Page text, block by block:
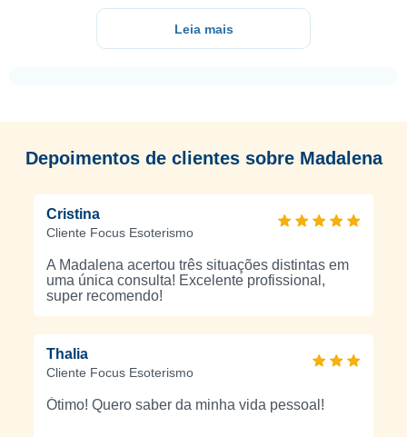
Leia mais
Depoimentos de clientes sobre Madalena
Cristina
Cliente Focus Esoterismo
A Madalena acertou três situações distintas em
uma única consulta! Excelente profissional,
super recomendo!
Thalia
Cliente Focus Esoterismo
Ótimo! Quero saber da minha vida pessoal!